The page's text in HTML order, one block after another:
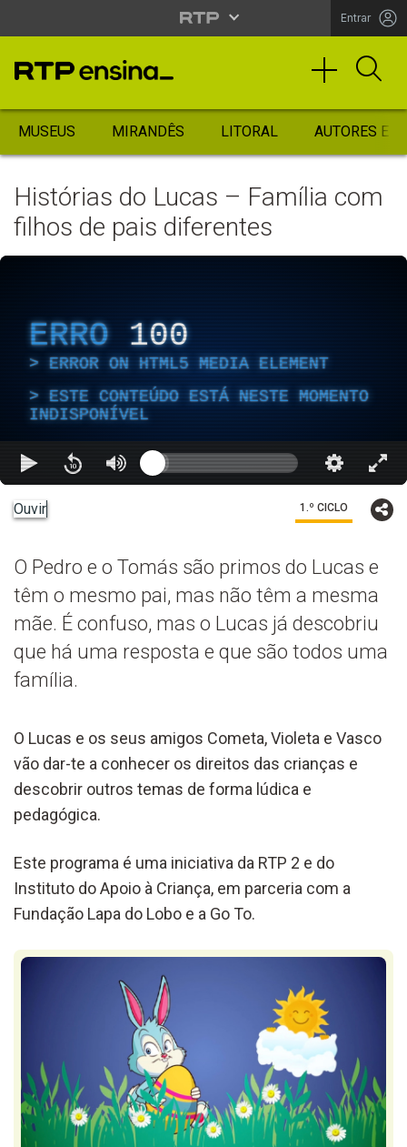
Entrar
MUSEUS MIRANDÊS LITORAL AUTORES
Histórias do Lucas – Família com
filhos de pais diferentes
ERRO 100
ERROR ON HTML5 MEDIA ELEMENT
ESTE CONTEÚDO ESTÁ NESTE MOMENTO
INDISPONÍVEL
Ouvir 1.º CICLO
O Pedro e o Tomás são primos do Lucas e
têm o mesmo pai, mas não têm a mesma
mãe. É confuso, mas o Lucas já descobriu
que há uma resposta e que são todos uma
família.
O Lucas e os seus amigos Cometa, Violeta e Vasco
vão dar-te a conhecer os direitos das crianças e
descobrir outros temas de forma lúdica e
pedagógica.
Este programa é uma iniciativa da RTP 2 e do
Instituto do Apoio à Criança, em parceria com a
Fundação Lapa do Lobo e a Go To.